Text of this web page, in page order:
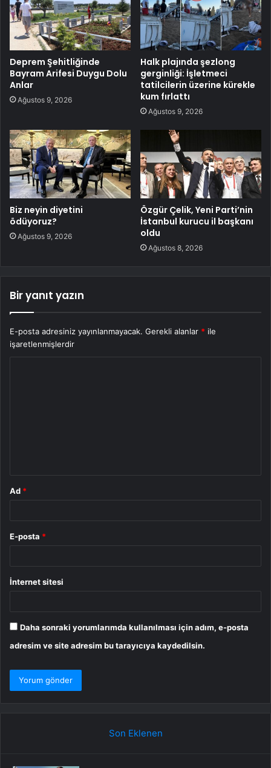
Deprem Şehitliğinde
Bayram Arifesi Duygu Dolu
Anlar
Ağustos 9, 2026
Halk plajında şezlong
gerginliği: İşletmeci
tatilcilerin üzerine kürekle
kum fırlattı
Ağustos 9, 2026
Biz neyin diyetini
ödüyoruz?
Ağustos 9, 2026
Özgür Çelik, Yeni Parti’nin
İstanbul kurucu il başkanı
oldu
Ağustos 8, 2026
Bir yanıt yazın
E-posta adresiniz yayınlanmayacak. Gerekli alanlar * ile
işaretlenmişlerdir
Ad *
E-posta *
İnternet sitesi
Daha sonraki yorumlarımda kullanılması için adım, e-posta
adresim ve site adresim bu tarayıcıya kaydedilsin.
Son Eklenen